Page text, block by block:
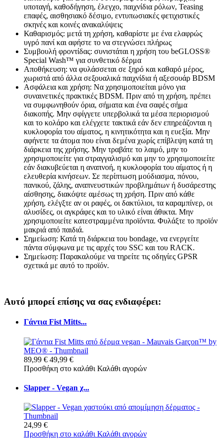
υποταγή, καθοδήγηση, έλεγχο, παιχνίδια ρόλων, Teasing
επαφές, αισθησιακό δέσιμο, εντυπωσιακές φετιχιστικές
σκηνές και κοινές ανακαλύψεις
Καθαρισμός: μετά τη χρήση, καθαρίστε με ένα ελαφρώς
υγρό πανί και αφήστε το να στεγνώσει πλήρως
Συμβουλή φροντίδας: συνιστάται η χρήση του beGLOSS®
Special Wash™ για συνθετικό δέρμα
Αποθήκευση: να φυλάσσεται σε ξηρό και καθαρό μέρος,
χωριστά από άλλα σεξουαλικά παιχνίδια ή αξεσουάρ BDSM
Ασφάλεια και χρήση: Να χρησιμοποιείται μόνο για
συναινετικές πρακτικές BDSM. Πριν από τη χρήση, πρέπει
να συμφωνηθούν όρια, σήματα και ένα σαφές σήμα
διακοπής. Μην σφίγγετε υπερβολικά τα μέσα περιορισμού
και το κολάρο και ελέγχετε τακτικά εάν δεν επηρεάζονται η
κυκλοφορία του αίματος, η κινητικότητα και η ευεξία. Μην
αφήνετε τα άτομα που είναι δεμένα χωρίς επίβλεψη κατά τη
διάρκεια της χρήσης. Μην τραβάτε το λαιμό, μην το
χρησιμοποιείτε για στραγγαλισμό και μην το χρησιμοποιείτε
εάν διακυβεύεται η αναπνοή, η κυκλοφορία του αίματος ή η
ελευθερία κινήσεων. Σε περίπτωση μούδιασμα, πόνου,
πανικού, ζάλης, αναπνευστικών προβλημάτων ή δυσάρεστης
αίσθησης, διακόψτε αμέσως τη χρήση. Πριν από κάθε
χρήση, ελέγξτε αν οι ραφές, οι δακτύλιοι, τα καραμπίνερ, οι
αλυσίδες, οι αγκράφες και το υλικό είναι άθικτα. Μην
χρησιμοποιείτε κατεστραμμένα προϊόντα. Φυλάξτε το προϊόν
μακριά από παιδιά.
Σημείωση: Κατά τη διάρκεια του bondage, να ενεργείτε
πάντα σύμφωνα με τις αρχές του SSC και του RACK.
Σημείωση: Παρακαλούμε να τηρείτε τις οδηγίες GPSR
σχετικά με αυτό το προϊόν.
Αυτό μπορεί επίσης να σας ενδιαφέρει:
Γάντια Fist Mitts...
89,99 € 49,99 €
Προσθήκη στο καλάθι Καλάθι αγορών
Slapper - Vegan χ...
24,99 €
Προσθήκη στο καλάθι Καλάθι αγορών